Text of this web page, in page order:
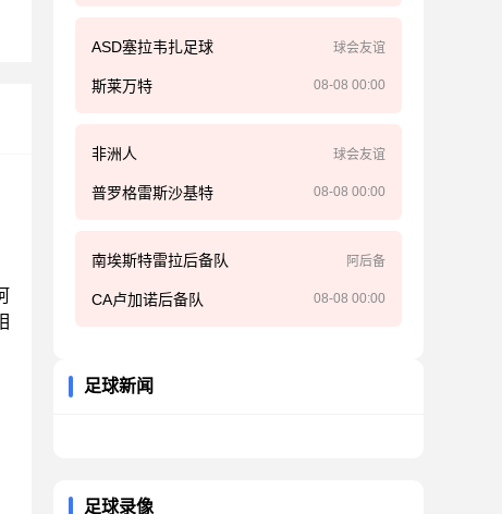
ASD塞拉韦扎足球 球会友谊
斯莱万特 08-08 00:00
非洲人 球会友谊
普罗格雷斯沙基特 08-08 00:00
南埃斯特雷拉后备队 阿后备
CA卢加诺后备队 08-08 00:00
足球新闻
足球录像